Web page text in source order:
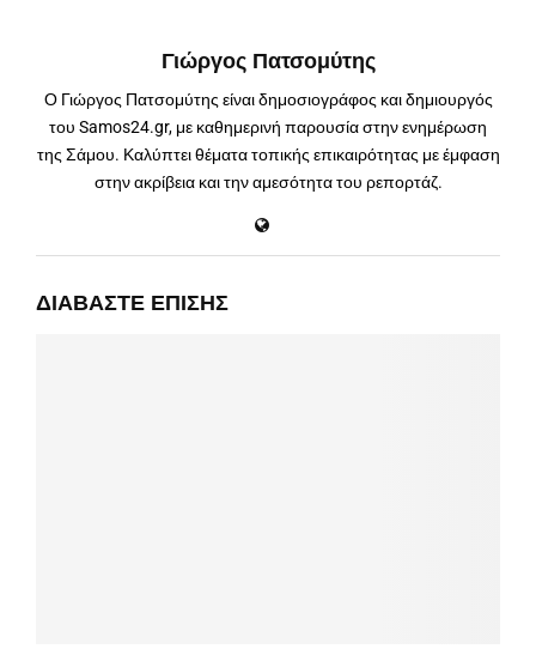
Γιώργος Πατσομύτης
Ο Γιώργος Πατσομύτης είναι δημοσιογράφος και δημιουργός
του Samos24.gr, με καθημερινή παρουσία στην ενημέρωση
της Σάμου. Καλύπτει θέματα τοπικής επικαιρότητας με έμφαση
στην ακρίβεια και την αμεσότητα του ρεπορτάζ.
ΔΙΑΒΆΣΤΕ ΕΠΊΣΗΣ